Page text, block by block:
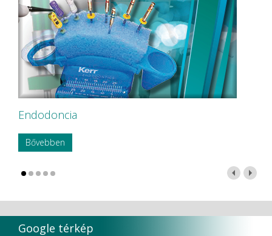
Endodoncia
Bővebben
Google térkép